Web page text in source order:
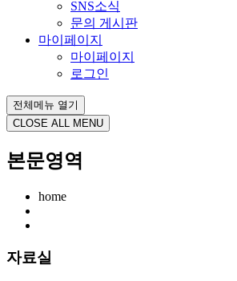
SNS소식
문의 게시판
마이페이지
마이페이지
로그인
전체메뉴 열기
CLOSE ALL MENU
본문영역
home
자료실